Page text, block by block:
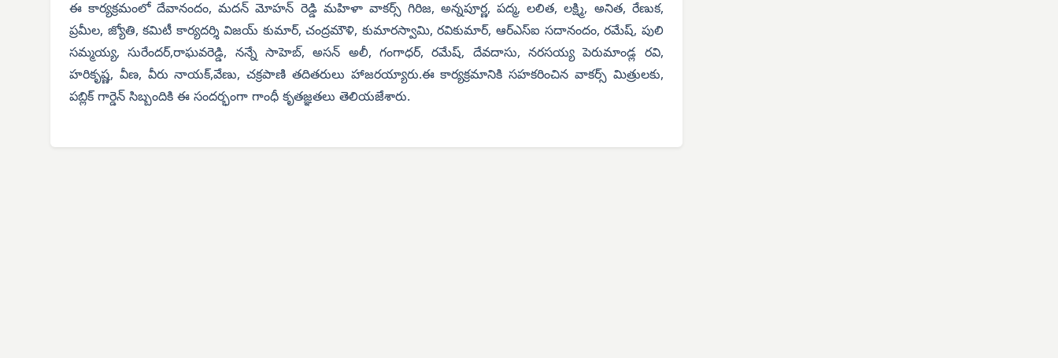
ఈ కార్యక్రమంలో దేవానందం, మదన్ మోహన్ రెడ్డి మహిళా వాకర్స్ గిరిజ, అన్నపూర్ణ, పద్మ, లలిత, లక్ష్మి, అనిత, రేణుక,
ప్రమీల, జ్యోతి, కమిటీ కార్యదర్శి విజయ్ కుమార్, చంద్రమౌళి, కుమారస్వామి, రవికుమార్, ఆర్‌ఎస్‌ఐ సదానందం, రమేష్, పులి
సమ్మయ్య, సురేందర్,రాఘవరెడ్డి, నన్నే సాహెబ్, అసన్ అలీ, గంగాధర్, రమేష్, దేవదాసు, నరసయ్య పెరుమాండ్ల రవి,
హరికృష్ణ, వీణ, వీరు నాయక్,వేణు, చక్రపాణి తదితరులు హాజరయ్యారు.ఈ కార్యక్రమానికి సహకరించిన వాకర్స్ మిత్రులకు,
పబ్లిక్ గార్డెన్ సిబ్బందికి ఈ సందర్భంగా గాంధీ కృతజ్ఞతలు తెలియజేశారు.